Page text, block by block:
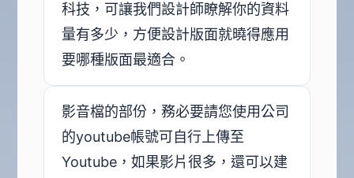
科技，可讓我們設計師瞭解你的資料
量有多少，方便設計版面就曉得應用
要哪種版面最適合。
影音檔的部份，務必要請您使用公司
的youtube帳號可自行上傳至
Youtube，如果影片很多，還可以建